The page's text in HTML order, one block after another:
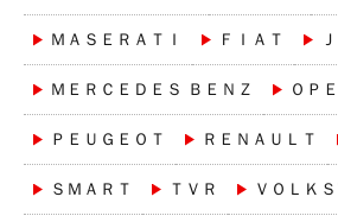
ＭＡＳＥＲＡＴＩ ＦＩＡＴ
ＭＥＲＣＥＤＥＳ ＢＥＮＺ ＯＰＥ
ＰＥＵＧＥＯＴ ＲＥＮＡＵＬＴ
ＳＭＡＲＴ ＴＶＲ ＶＯＬＫ